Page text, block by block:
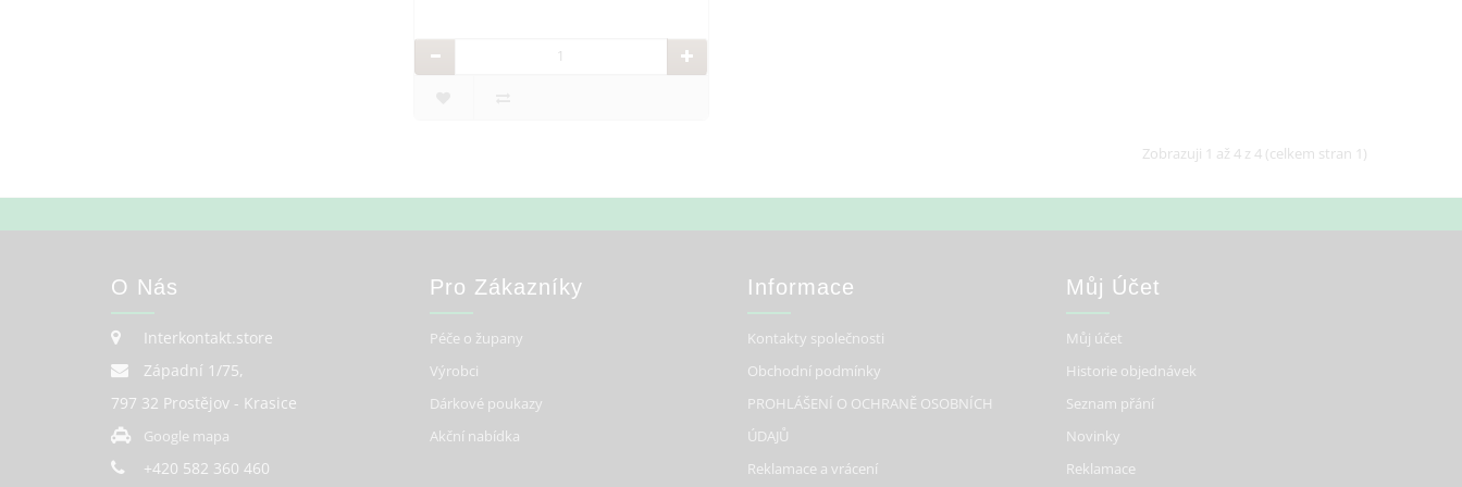
Zobrazuji 1 až 4 z 4 (celkem stran 1)
O Nás
Interkontakt.store
Západní 1/75,
797 32 Prostějov - Krasice
Google mapa
+420 582 360 460
Pro Zákazníky
Péče o župany
Výrobci
Dárkové poukazy
Akční nabídka
Informace
Kontakty společnosti
Obchodní podmínky
PROHLÁŠENÍ O OCHRANĚ OSOBNÍCH
ÚDAJŮ
Reklamace a vrácení
Můj Účet
Můj účet
Historie objednávek
Seznam přání
Novinky
Reklamace